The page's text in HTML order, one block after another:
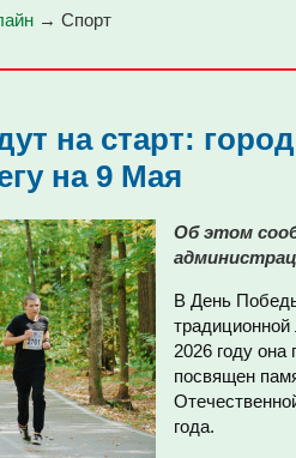
→ Спорт
на старт: город
на 9 Мая
Об этом
В День
2026 году она
посвящен
года.